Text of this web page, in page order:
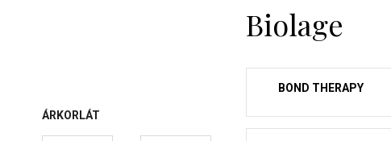
ÁRKORLÁT
Biolage
BOND THERAPY